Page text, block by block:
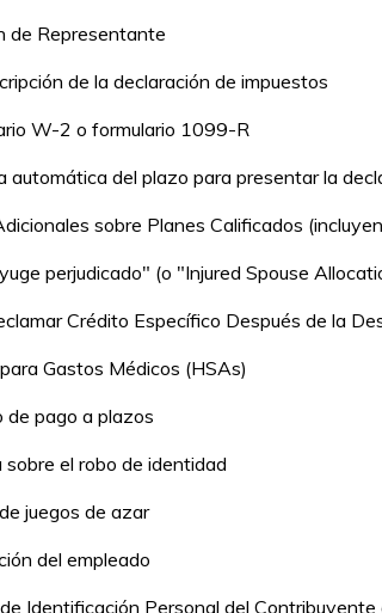
de Representante
de la declaración de impuestos
W-2 o formulario 1099-R
automática del plazo para presentar la
sobre Planes Calificados
perjudicado" (o "Injured Spouse
Crédito Específico Después de la
Gastos Médicos (HSAs)
de pago a plazos
el robo de identidad
juegos de azar
del empleado
Identificación Personal del Contribuyente